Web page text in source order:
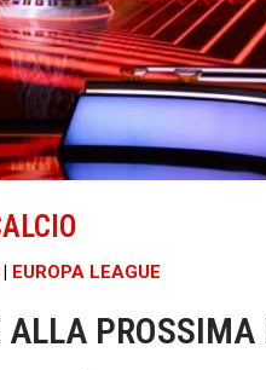
EUROPA LEAGUE
PROSSIMA